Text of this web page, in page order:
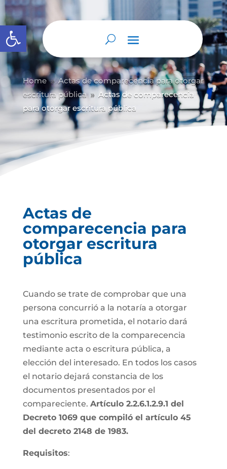
Abrir barra de herramientas
Home 9 Actas de comparecencia para otorgar
escritura pública
9 Actas de comparecencia
para otorgar escritura pública
Actas de
comparecencia para
otorgar escritura
pública
Cuando se trate de comprobar que una
persona concurrió a la notaría a otorgar
una escritura prometida, el notario dará
testimonio escrito de la comparecencia
mediante acta o escritura pública, a
elección del interesado. En todos los casos
el notario dejará constancia de los
documentos presentados por el
compareciente. Artículo 2.2.6.1.2.9.1 del
Decreto 1069 que compiló el artículo 45
del decreto 2148 de 1983.
Requisitos: